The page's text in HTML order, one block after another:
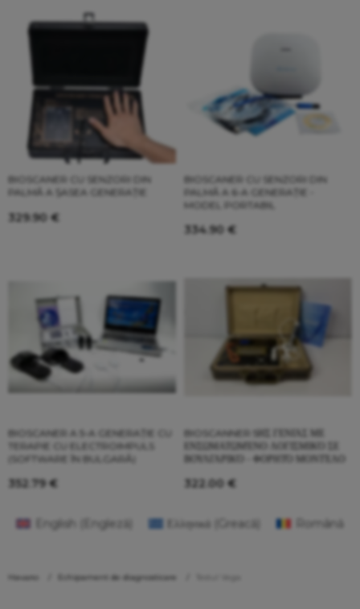
Начало Echipament de diagnosticare
BIOSCANER CU SENZORI DIN
PALMĂ A ȘASEA GENERAȚIE
329.90 €
BIOSCANER CU SENZORI DIN
PALMĂ A 6-A GENERAȚIE -
MODEL PORTABIL
334.90 €
BIOSCANER A 5-A GENERAȚIE CU
TERAPIE CU ELECTROIMPULS
(SOFTWARE ÎN BULGARĂ)
352.79€
BIOSCANNER 5ΗΣ ΓΕΝΙΆΣ ΜΕ
ΕΝΣΩΜΑΤΩΜΈΝΟ ΛΟΓΙΣΜΙΚΌ ΣΕ
ΒΟΥΛΓΑΡΙΚΌ - ΦΟΡΗΤΌ ΜΟΝΤΈΛΟ
322.00 €
English Engleză Ελληνικά Greacă Română